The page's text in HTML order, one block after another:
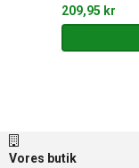
209,95 kr
Vores butik